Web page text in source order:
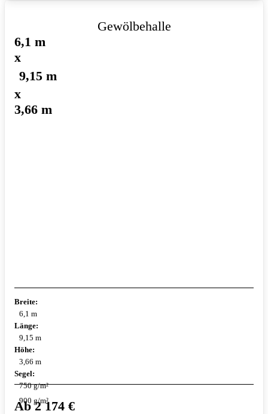
Gewölbehalle
6,1 m
x
9,15 m
x
3,66 m
Breite:
6,1 m
Länge:
9,15 m
Höhe:
3,66 m
Segel:
750 g/m²
900 g/m²
Ab2 174 €